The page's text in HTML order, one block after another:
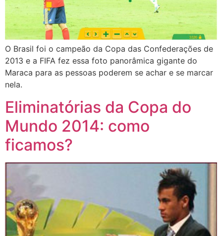
O Brasil foi o campeão da Copa das Confederações de
2013 e a FIFA fez essa foto panorâmica gigante do
Maraca para as pessoas poderem se achar e se marcar
nela.
Eliminatórias da Copa do
Mundo 2014: como
ficamos?